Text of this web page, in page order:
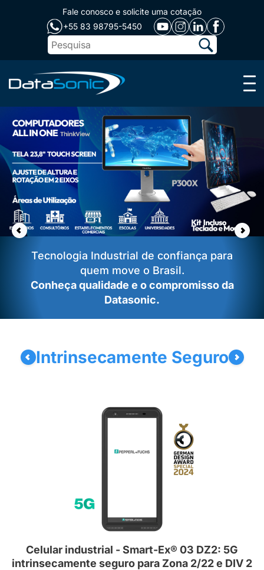
Fale conosco e solicite uma cotação
+55 83 98795-5450
Menu
Tecnologia Industrial de confiança para
quem move o Brasil.
Conheça qualidade e o compromisso da
Datasonic.
Intrinsecamente Seguro
Celular industrial - Smart-Ex® 03 DZ2: 5G
intrinsecamente seguro para Zona 2/22 e DIV 2